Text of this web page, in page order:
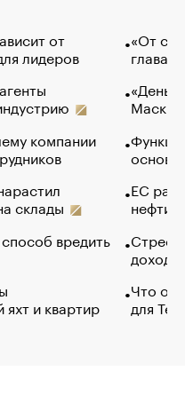
от
лидеров
компании
склады
вредить
и квартир
«От
глава
Маск в
основ
ЕС
нефти
Что
для